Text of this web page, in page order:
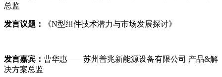
总监
发言议题： 《N型组件技术潜力与市场发展探讨》
发言嘉宾： 曹华惠——苏州普兆新能源设备有限公司 产品&解
决方案总监